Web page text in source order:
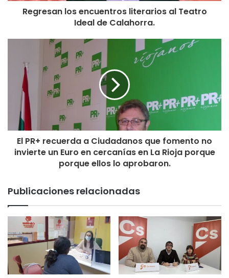
Regresan los encuentros literarios al Teatro
Ideal de Calahorra.
El PR+ recuerda a Ciudadanos que fomento no
invierte un Euro en cercanías en La Rioja porque
porque ellos lo aprobaron.
Publicaciones relacionadas